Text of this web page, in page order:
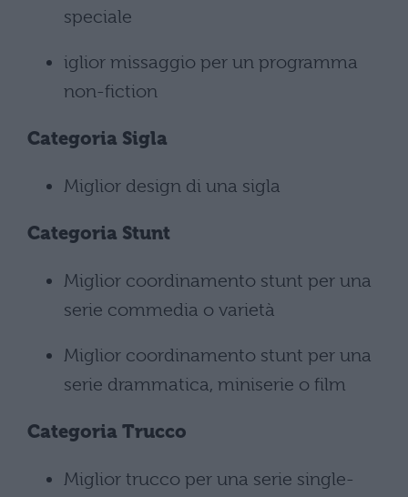
speciale
iglior missaggio per un programma
non-fiction
Categoria Sigla
Miglior design di una sigla
Categoria Stunt
Miglior coordinamento stunt per una
serie commedia o varietà
Miglior coordinamento stunt per una
serie drammatica, miniserie o film
Categoria Trucco
Miglior trucco per una serie single-